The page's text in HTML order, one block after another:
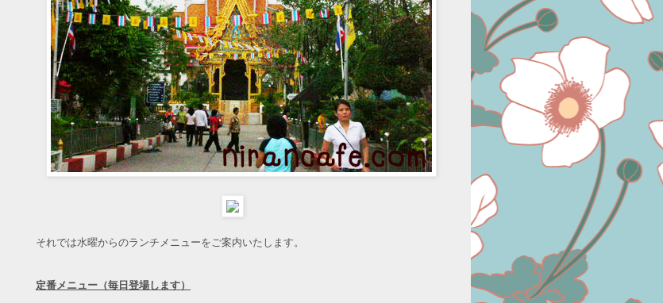
それでは水曜からのランチメニューをご案内いたします。
定番メニュー（毎日登場します）